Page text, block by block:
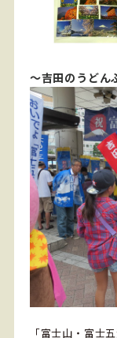
～吉田のうどん
「富士山・富士